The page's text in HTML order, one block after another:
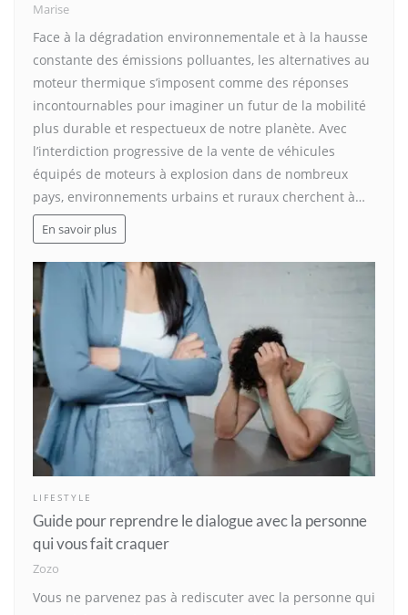
Marise
Face à la dégradation environnementale et à la hausse
constante des émissions polluantes, les alternatives au
moteur thermique s’imposent comme des réponses
incontournables pour imaginer un futur de la mobilité
plus durable et respectueux de notre planète. Avec
l’interdiction progressive de la vente de véhicules
équipés de moteurs à explosion dans de nombreux
pays, environnements urbains et ruraux cherchent à…
En savoir plus
LIFESTYLE
Guide pour reprendre le dialogue avec la personne
qui vous fait craquer
Zozo
Vous ne parvenez pas à rediscuter avec la personne qui